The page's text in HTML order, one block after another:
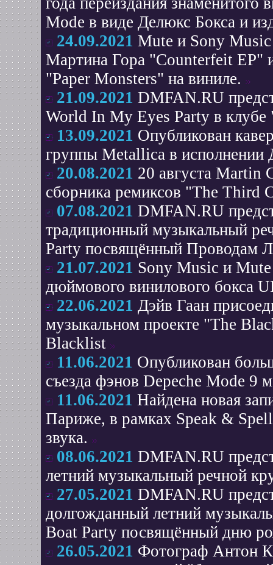
Mode в виде Делюкс Бокса и
24.09.2021 Mute и Sony Music
Мартина Гора "Counterfeit EP"
"Paper Monsters" на виниле.
21.09.2021 DMFAN.RU
World In My Eyes Party в
13.09.2021 Опубликован
группы Metallica в исполнении
20.08.2021 20 августа Martin
сборника ремиксов "The Third
07.08.2021 DMFAN.RU
традиционный музыкальный
Party посвящённый Проводам
21.07.2021 Sony Music и
дюймового винилового бокса
22.06.2021 Дэйв Гаан
музыкальном проекте "The
Blacklist
11.06.2021 Опубликован
съезда фэнов Depeche Mode 9
11.06.2021 Найдена новая
Париже, в рамках Speak &
звука.
08.06.2021 DMFAN.RU
летний музыкальный речной
27.05.2021 DMFAN.RU
долгожданный летний
Boat Party посвящённый дню
26.05.2021 Фотограф Антон